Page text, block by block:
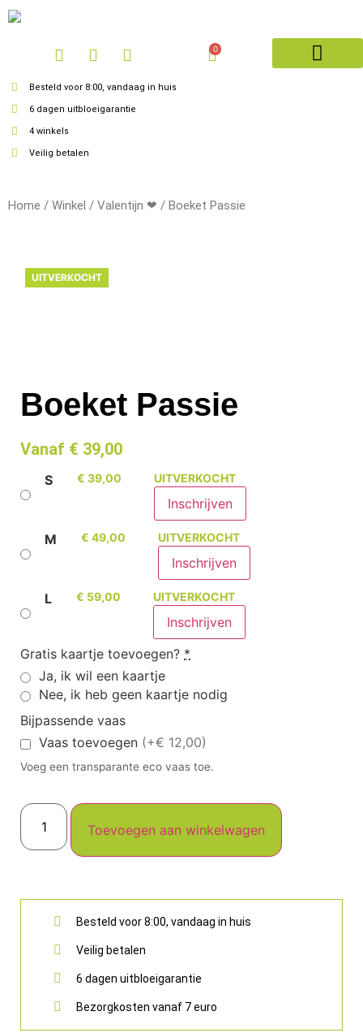
0
Besteld voor 8:00, vandaag in huis
6 dagen uitbloeigarantie
4 winkels
Veilig betalen
Home / Winkel / Valentijn ❤ / Boeket Passie
UITVERKOCHT
Boeket Passie
Vanaf € 39,00
S € 39,00 UITVERKOCHT
M € 49,00 UITVERKOCHT
L € 59,00 UITVERKOCHT
Gratis kaartje toevoegen? *
Ja, ik wil een kaartje
Nee, ik heb geen kaartje nodig
Bijpassende vaas
Vaas toevoegen (+€ 12,00)
Voeg een transparante eco vaas toe.
Toevoegen aan winkelwagen
Besteld voor 8:00, vandaag in huis
Veilig betalen
6 dagen uitbloeigarantie
Bezorgkosten vanaf 7 euro